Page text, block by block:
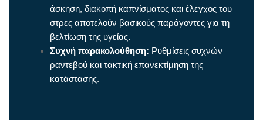
άσκηση, διακοπή καπνίσματος και έλεγχος του
στρες αποτελούν βασικούς παράγοντες για τη
βελτίωση της υγείας.
Συχνή παρακολούθηση: Ρυθμίσεις συχνών
ραντεβού και τακτική επανεκτίμηση της
κατάστασης.